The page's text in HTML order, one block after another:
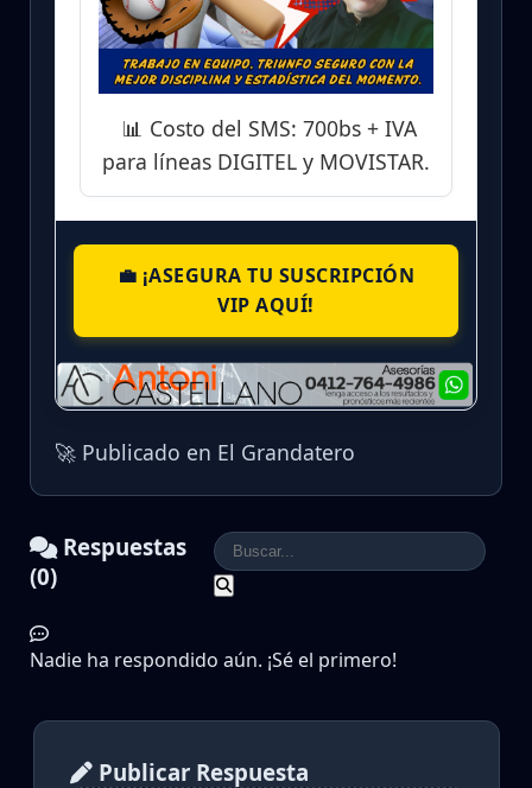
📊 Costo del SMS: 700bs + IVA
para líneas DIGITEL y MOVISTAR.
💼 ¡ASEGURA TU SUSCRIPCIÓN
VIP AQUÍ!
🚀 Publicado en El Grandatero
Respuestas
(0)
Nadie ha respondido aún. ¡Sé el primero!
Publicar Respuesta